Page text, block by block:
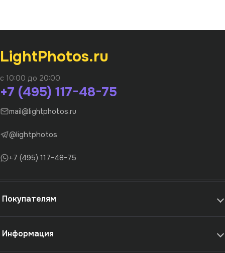
LightPhotos.ru
с 10:00 до 20:00
+7 (495) 117-48-75
mail@lightphotos.ru
@lightphotos
+7 (495) 117-48-75
Покупателям
Информация